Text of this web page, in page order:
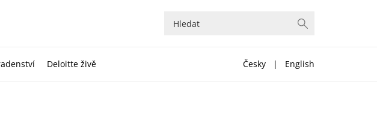
Deloitte živě Česky | English